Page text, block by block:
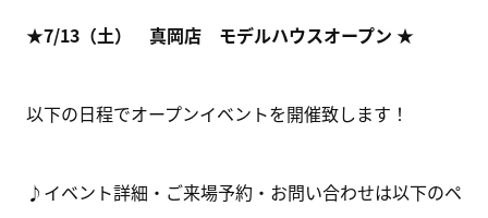
★7/13（土） 真岡店 モデルハウスオープン ★
以下の日程でオープンイベントを開催致します！
♪イベント詳細・ご来場予約・お問い合わせは以下のペ